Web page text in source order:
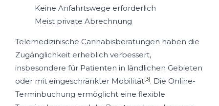
Keine Anfahrtswege erforderlich
Meist private Abrechnung
Telemedizinische Cannabisberatungen haben die
Zugänglichkeit erheblich verbessert,
insbesondere für Patienten in ländlichen Gebieten
oder mit eingeschränkter Mobilität[3]. Die Online-
Terminbuchung ermöglicht eine flexible